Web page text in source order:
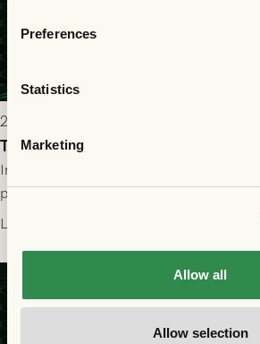
Preferences
Statistics
Marketing
Allow all
Allow selection
2026-07-25 19:00
Truppen till GAIS - Halmstads BK
Imorgon söndag spelar GAIS herrar
på Gamla Ullevi med avspark kl 16.30!
ledarstaben har tagit ut följande trupp
Läs mer